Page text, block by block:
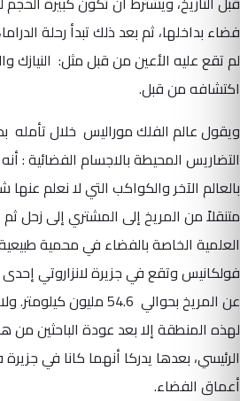
فضاء بداخلها، ثم بعد ذلك تبدأ رحلة
لم تقع عليه الأعين من قبل مثل: النيازك
اكتشافه من قبل.
ويقول عالم الفلك موراليس خلال
التضاريس المحيطة بالاجسام الفضائية :
بالعالم الآخر والكواكب التي لا نعلم
متنقلاً من المريخ إلى المشتري إلى زحل ثم
العلمية الخاصة بالفضاء في محمية
فولكانيس وتقع في جزيرة لانزاروتي إحدى
عن المريخ بحوالي 54.6
لهذه المنطقة إلا بعد عودة الباحثين من
الرئيسي، بعدها يدركا أنهما كانا في جزيرة
أعماق الفضاء.